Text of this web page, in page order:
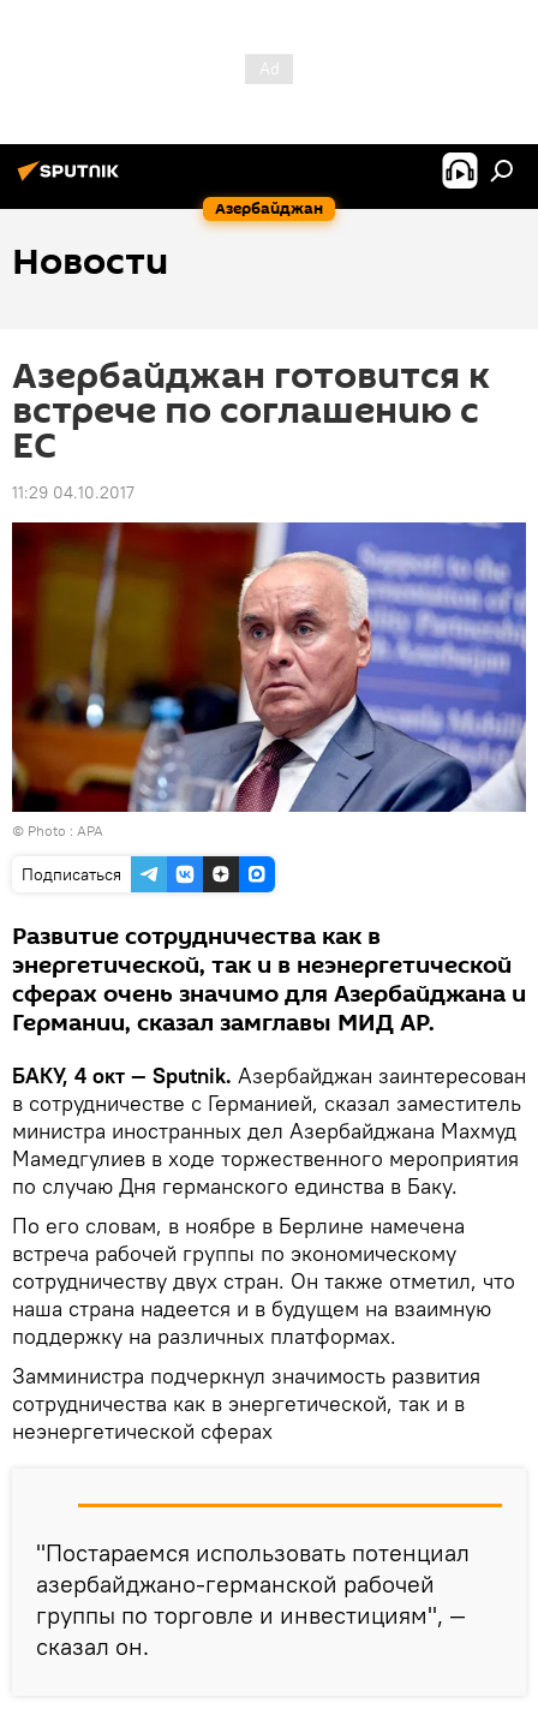
Азербайджан
Новости
Азербайджан готовится к
встрече по соглашению с
ЕС
11:29 04.10.2017
© Photo : APA
Подписаться
Развитие сотрудничества как в
энергетической, так и в неэнергетической
сферах очень значимо для Азербайджана и
Германии, сказал замглавы МИД АР.
БАКУ, 4 окт — Sputnik. Азербайджан заинтересован
в сотрудничестве с Германией, сказал заместитель
министра иностранных дел Азербайджана Махмуд
Мамедгулиев в ходе торжественного мероприятия
по случаю Дня германского единства в Баку.
По его словам, в ноябре в Берлине намечена
встреча рабочей группы по экономическому
сотрудничеству двух стран. Он также отметил, что
наша страна надеется и в будущем на взаимную
поддержку на различных платформах.
Замминистра подчеркнул значимость развития
сотрудничества как в энергетической, так и в
неэнергетической сферах
"Постараемся использовать потенциал
азербайджано-германской рабочей
группы по торговле и инвестициям", —
сказал он.